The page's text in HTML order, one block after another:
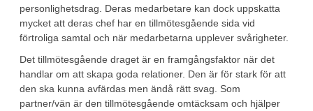
personlighetsdrag. Deras medarbetare kan dock uppskatta
mycket att deras chef har en tillmötesgående sida vid
förtroliga samtal och när medarbetarna upplever svårigheter.
Det tillmötesgående draget är en framgångsfaktor när det
handlar om att skapa goda relationer. Den är för stark för att
den ska kunna avfärdas men ändå rätt svag. Som
partner/vän är den tillmötesgående omtäcksam och hjälper